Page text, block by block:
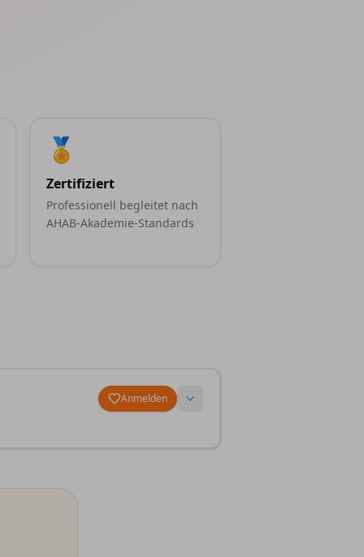
🏅
Zertifiziert
Professionell begleitet nach
AHAB-Akademie-Standards
Anmelden